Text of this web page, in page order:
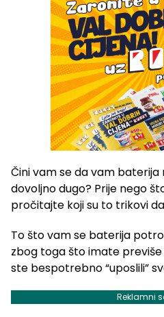
Čini vam se da vam
dovoljno dugo? Prije nego
pročitajte koji su to trikovi
To što vam se baterija
zbog toga što imate
ste bespotrebno “uposlili”
Reklamni